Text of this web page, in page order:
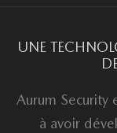
UNE
Aurum Security
à avoir